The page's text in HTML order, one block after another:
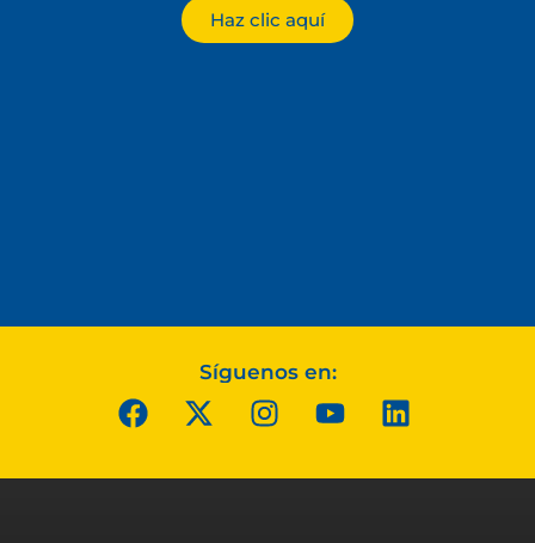
Haz clic aquí
Síguenos en: